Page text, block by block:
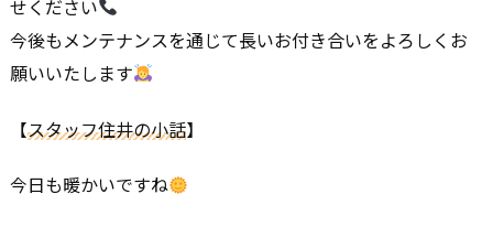
せください
今後もメンテナンスを通じて長いお付き合いをよろしくお
願いいたします
【スタッフ住井の小話】
今日も暖かいですね